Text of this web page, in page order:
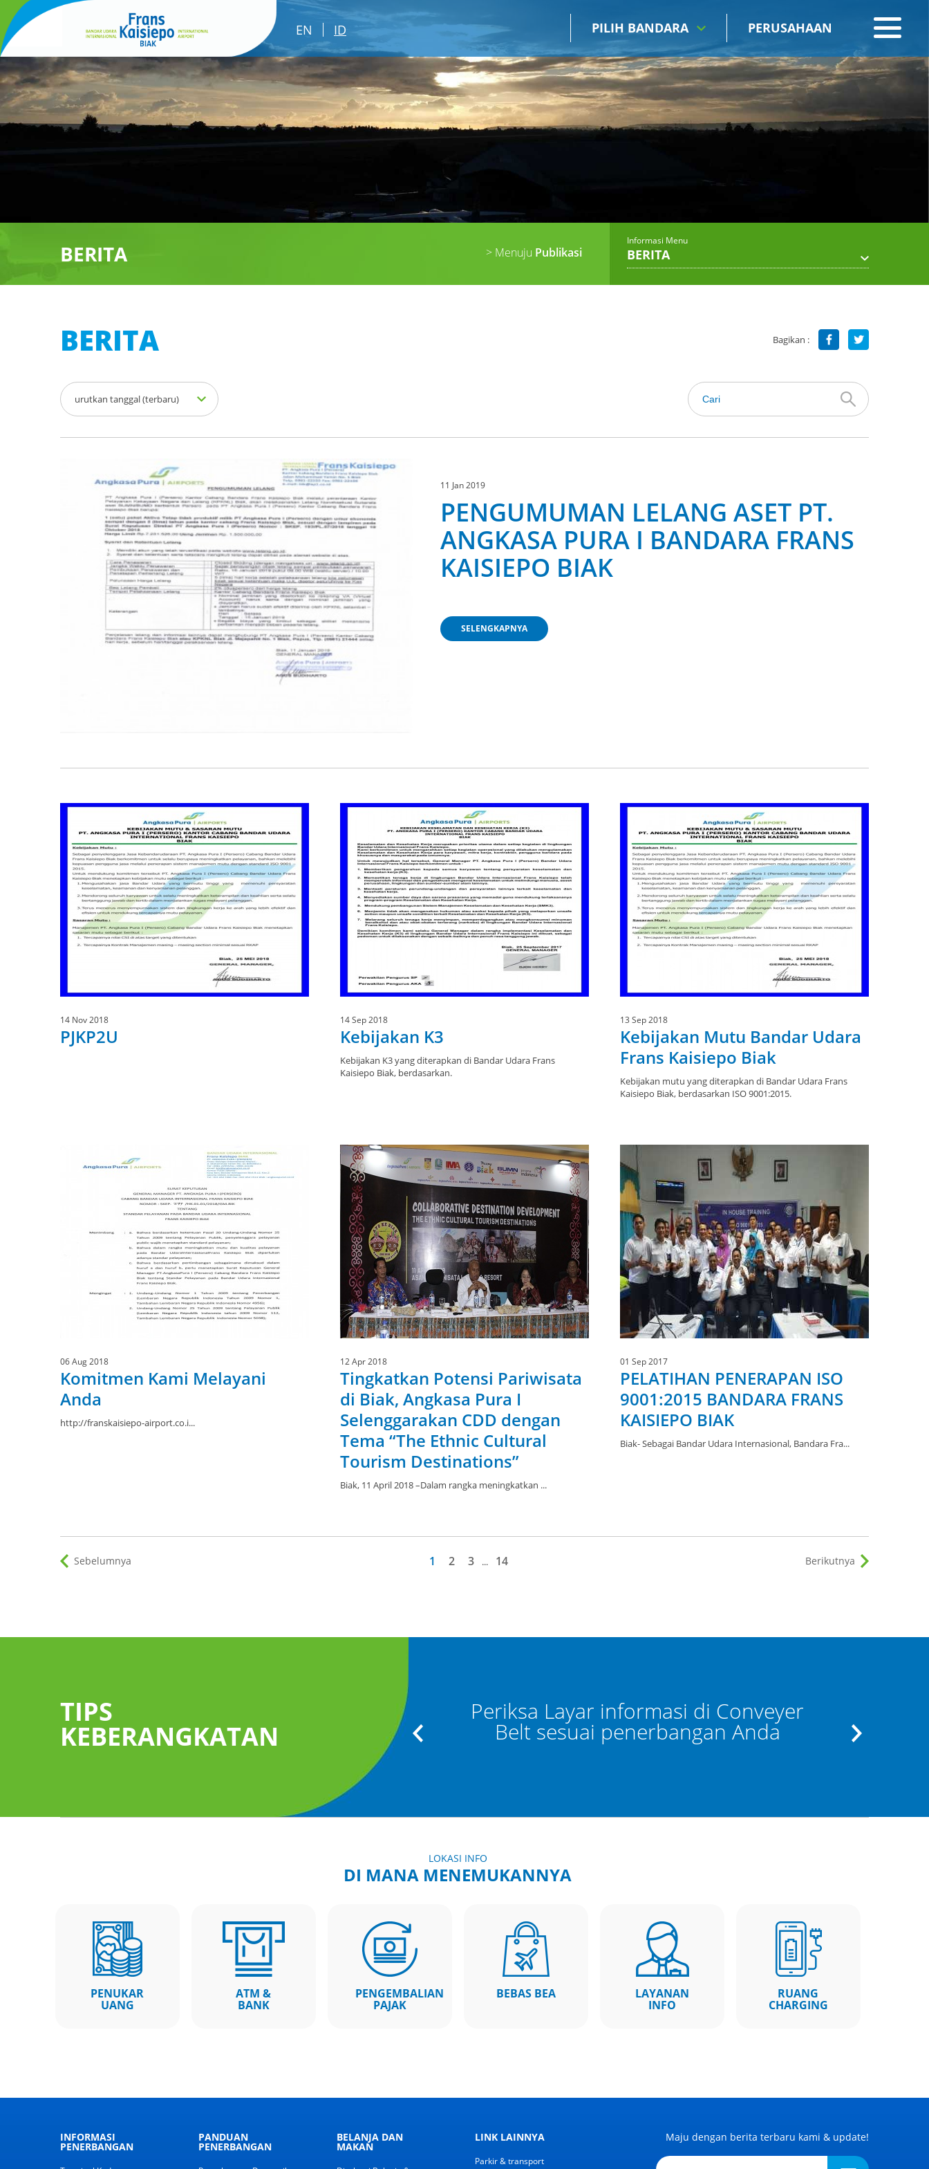
EN ID PILIH BANDARA PERUSAHAAN
BERITA > Menuju Publikasi
Informasi Menu
BERITA
BERITA Bagikan :
urutkan tanggal (terbaru)
11 Jan 2019
PENGUMUMAN LELANG ASET PT.
ANGKASA PURA I BANDARA FRANS
KAISIEPO BIAK
SELENGKAPNYA
14 Nov 2018
PJKP2U
14 Sep 2018
Kebijakan K3
Kebijakan K3 yang diterapkan di Bandar Udara Frans
Kaisiepo Biak, berdasarkan.
13 Sep 2018
Kebijakan Mutu Bandar Udara
Frans Kaisiepo Biak
Kebijakan mutu yang diterapkan di Bandar Udara Frans
Kaisiepo Biak, berdasarkan ISO 9001:2015.
06 Aug 2018
Komitmen Kami Melayani
Anda
http://franskaisiepo-airport.co.i...
12 Apr 2018
Tingkatkan Potensi Pariwisata
di Biak, Angkasa Pura I
Selenggarakan CDD dengan
Tema “The Ethnic Cultural
Tourism Destinations”
Biak, 11 April 2018 –Dalam rangka meningkatkan ...
01 Sep 2017
PELATIHAN PENERAPAN ISO
9001:2015 BANDARA FRANS
KAISIEPO BIAK
Biak- Sebagai Bandar Udara Internasional, Bandara Fra...
Sebelumnya 1 2 3 ... 14 Berikutnya
TIPS
KEBERANGKATAN
untuk
bawaan
ikuti petunjuk “Kedatangan” dan
"Pengambilan Bagasi"
Periksa Layar informasi di Conveyer
Belt sesuai penerbangan Anda dapat
LOKASI INFO
DI MANA MENEMUKANNYA
PENUKAR
UANG
ATM &
BANK
PENGEMBALIAN
PAJAK
BEBAS BEA LAYANAN
INFO
RUANG
CHARGING
INFORMASI
PENERBANGAN
PANDUAN
PENERBANGAN
BELANJA DAN
MAKAN
LINK LAINNYA
Parkir & transport
Maju dengan berita terbaru kami & update!